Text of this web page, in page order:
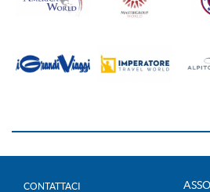
CONTATTACI